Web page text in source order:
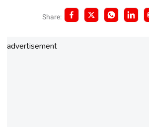
Share:
advertisement